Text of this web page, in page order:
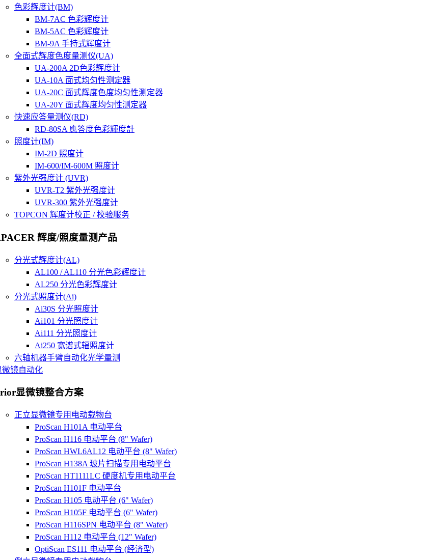
色彩辉度计(BM)
BM-7AC 色彩辉度计
BM-5AC 色彩辉度计
BM-9A 手持式辉度计
全面式辉度色度量测仪(UA)
UA-200A 2D色彩辉度计
UA-10A 面式均匀性测定器
UA-20C 面式辉度色度均匀性测定器
UA-20Y 面式辉度均匀性测定器
快速应答量测仪(RD)
RD-80SA 應答度色彩輝度計
照度计(IM)
IM-2D 照度计
IM-600/IM-600M 照度计
紫外光强度计 (UVR)
UVR-T2 紫外光强度计
UVR-300 紫外光强度计
TOPCON 辉度计校正 / 校验服务
辉度/照度量测产品
分光式辉度计(AL)
AL100 / AL110 分光色彩辉度计
AL250 分光色彩辉度计
分光式照度计(Ai)
Ai30S 分光照度计
Ai101 分光照度计
Ai111 分光照度计
Ai250 宽谱式辐照度计
六轴机器手臂自动化光学量测
微镜自动化
显微镜整合方案
正立显微镜专用电动载物台
ProScan H101A 电动平台
ProScan H116 电动平台 (8" Wafer)
ProScan HWL6AL12 电动平台 (8" Wafer)
ProScan H138A 玻片扫描专用电动平台
ProScan HT1111LC 硬度机专用电动平台
ProScan H101F 电动平台
ProScan H105 电动平台 (6" Wafer)
ProScan H105F 电动平台 (6" Wafer)
ProScan H116SPN 电动平台 (8" Wafer)
ProScan H112 电动平台 (12" Wafer)
OptiScan ES111 电动平台 (经济型)